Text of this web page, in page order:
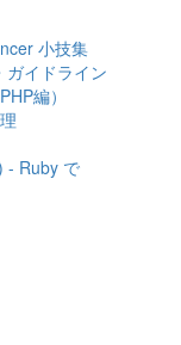
小技集
イドライン
編）
- Ruby で